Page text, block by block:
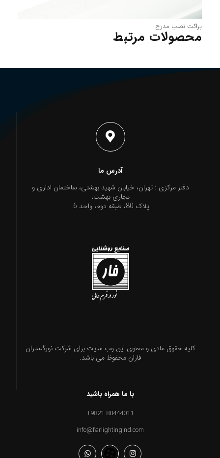
براکت نصب مدرج
محصولات مرتبط
آدرس ما
دفتر مرکزی : تهران، خیابان شهید بهشتی، ساختمان اداری و
تجاری بهشت،
پلاک 80، طبقه دوم، واحد 6.
کلیه حقوق مادی و معنوی این وب سایت برای شرکت نورگستران
فاران محفوظ می باشد.
با ما همراه باشید
9821-88444011+
info@farlightingind.com